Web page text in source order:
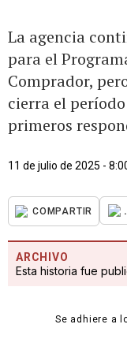
La agencia
para el
Comprador,
cierra el
primeros
11 de julio de 2025 -
COMPARTIR
ARCHIVO
Esta historia fue
Se adhiere a